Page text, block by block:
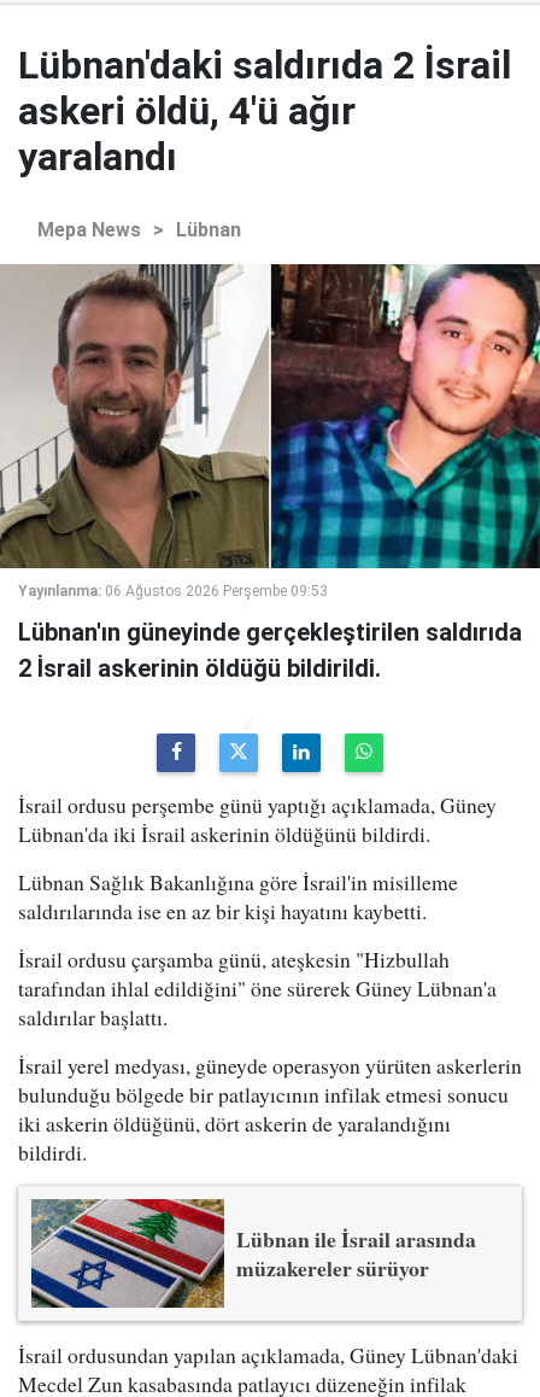
Lübnan'daki saldırıda 2 İsrail
askeri öldü, 4'ü ağır
yaralandı
Mepa News > Lübnan
Yayınlanma: 06 Ağustos 2026 Perşembe 09:53
Lübnan'ın güneyinde gerçekleştirilen saldırıda
2 İsrail askerinin öldüğü bildirildi.
İsrail ordusu perşembe günü yaptığı açıklamada, Güney
Lübnan'da iki İsrail askerinin öldüğünü bildirdi.
Lübnan Sağlık Bakanlığına göre İsrail'in misilleme
saldırılarında ise en az bir kişi hayatını kaybetti.
İsrail ordusu çarşamba günü, ateşkesin "Hizbullah
tarafından ihlal edildiğini" öne sürerek Güney Lübnan'a
saldırılar başlattı.
İsrail yerel medyası, güneyde operasyon yürüten askerlerin
bulunduğu bölgede bir patlayıcının infilak etmesi sonucu
iki askerin öldüğünü, dört askerin de yaralandığını
bildirdi.
Lübnan ile İsrail arasında
müzakereler sürüyor
İsrail ordusundan yapılan açıklamada, Güney Lübnan'daki
Mecdel Zun kasabasında patlayıcı düzeneğin infilak